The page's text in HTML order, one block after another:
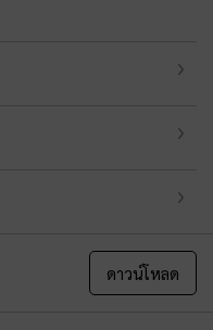
ดาวน์โหลด